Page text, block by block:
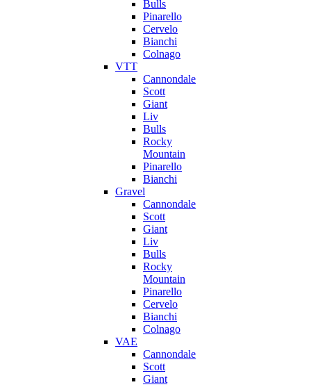
Bulls
Pinarello
Cervelo
Bianchi
Colnago
VTT
Cannondale
Scott
Giant
Liv
Bulls
Rocky
Mountain
Pinarello
Bianchi
Gravel
Cannondale
Scott
Giant
Liv
Bulls
Rocky
Mountain
Pinarello
Cervelo
Bianchi
Colnago
VAE
Cannondale
Scott
Giant